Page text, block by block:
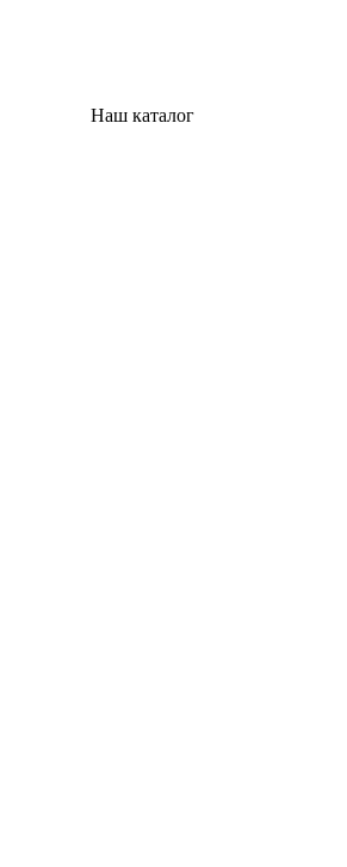
Наш каталог